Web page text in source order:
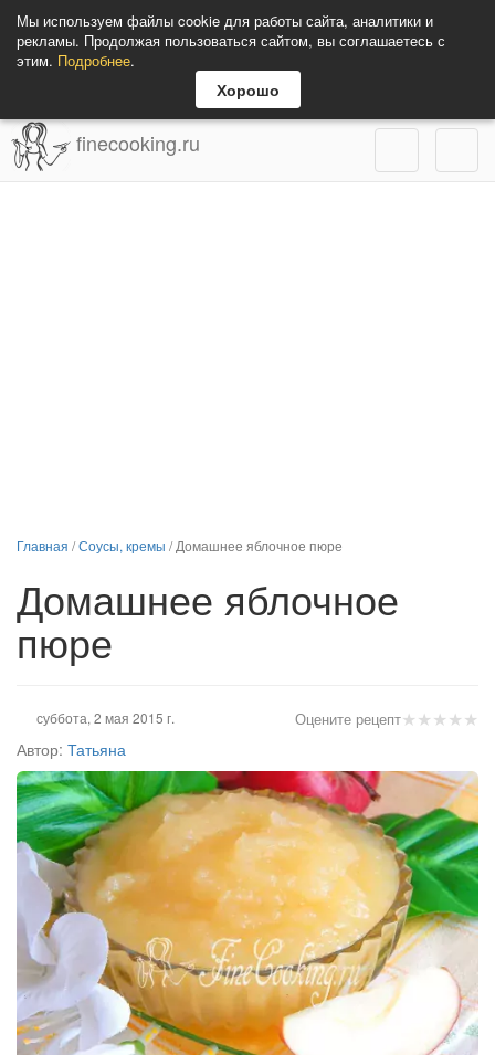
Мы используем файлы cookie для работы сайта, аналитики и
рекламы. Продолжая пользоваться сайтом, вы соглашаетесь с
этим. Подробнее.
Хорошо
finecooking.ru
Главная /Соусы, кремы /Домашнее яблочное пюре
Домашнее яблочное
пюре
★★★★★
Оцените рецепт
суббота, 2 мая 2015 г.
Автор: Татьяна